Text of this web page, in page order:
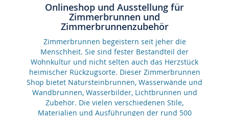
Onlineshop und Ausstellung für
Zimmerbrunnen und
Zimmerbrunnenzubehör
Zimmerbrunnen begeistern seit jeher die
Menschheit. Sie sind fester Bestandteil der
Wohnkultur und nicht selten auch das Herzstück
heimischer Rückzugsorte. Dieser Zimmerbrunnen
Shop bietet Natursteinbrunnen, Wasserwände und
Wandbrunnen, Wasserbilder, Lichtbrunnen und
Zubehör. Die vielen verschiedenen Stile,
Materialien und Ausführungen der rund 500